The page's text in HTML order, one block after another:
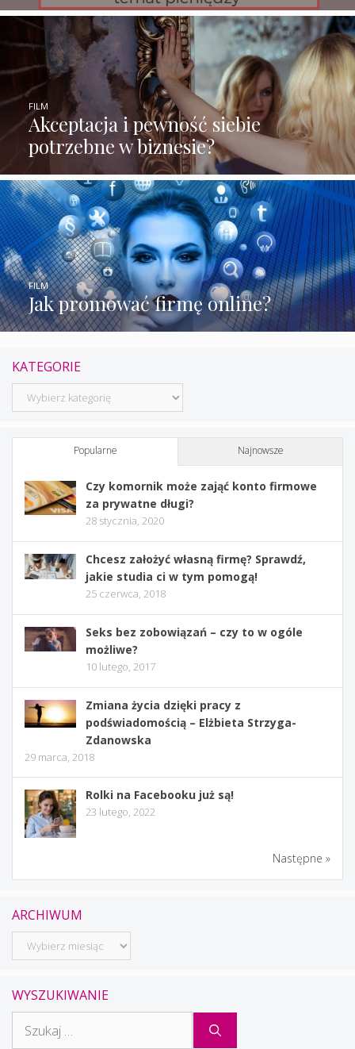
Akceptacja i pewność siebie
potrzebne w biznesie?
FILM
Jak promować firmę online?
FILM
KATEGORIE
Kategorie
Popularne Najnowsze
Czy komornik może zająć konto firmowe
za prywatne długi?
28 stycznia, 2020
Chcesz założyć własną firmę? Sprawdź,
jakie studia ci w tym pomogą!
25 czerwca, 2018
Seks bez zobowiązań – czy to w ogóle
możliwe?
10 lutego, 2017
Zmiana życia dzięki pracy z
podświadomością – Elżbieta Strzyga-
Zdanowska
29 marca, 2018
Rolki na Facebooku już są!
23 lutego, 2022
Następne »
ARCHIWUM
Archiwum
WYSZUKIWANIE